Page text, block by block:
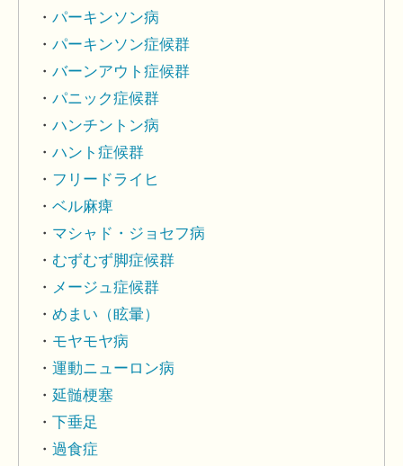
パーキンソン病
パーキンソン症候群
バーンアウト症候群
パニック症候群
ハンチントン病
ハント症候群
フリードライヒ
ベル麻痺
マシャド・ジョセフ病
むずむず脚症候群
メージュ症候群
めまい（眩暈）
モヤモヤ病
運動ニューロン病
延髄梗塞
下垂足
過食症